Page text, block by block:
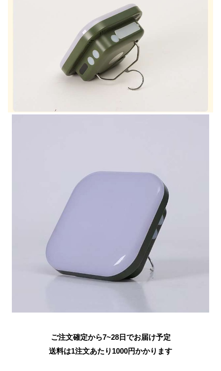
ご注文確定から7~28日でお届け予定
送料は1注文あたり 1000円かかります